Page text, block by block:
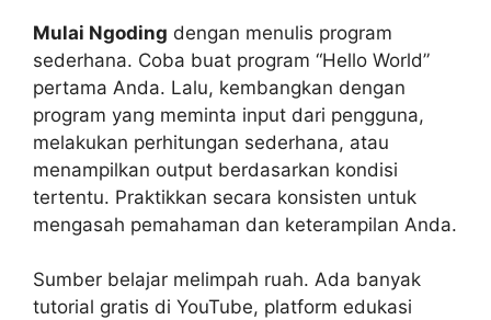
Mulai Ngoding dengan menulis program
sederhana. Coba buat program “Hello World”
pertama Anda. Lalu, kembangkan dengan
program yang meminta input dari pengguna,
melakukan perhitungan sederhana, atau
menampilkan output berdasarkan kondisi
tertentu. Praktikkan secara konsisten untuk
mengasah pemahaman dan keterampilan Anda.
Sumber belajar melimpah ruah. Ada banyak
tutorial gratis di YouTube, platform edukasi